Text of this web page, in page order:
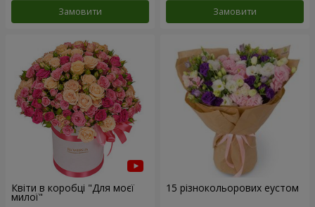
Замовити Замовити
Квіти в коробці "Для моєї
милої"
15 різнокольорових еустом